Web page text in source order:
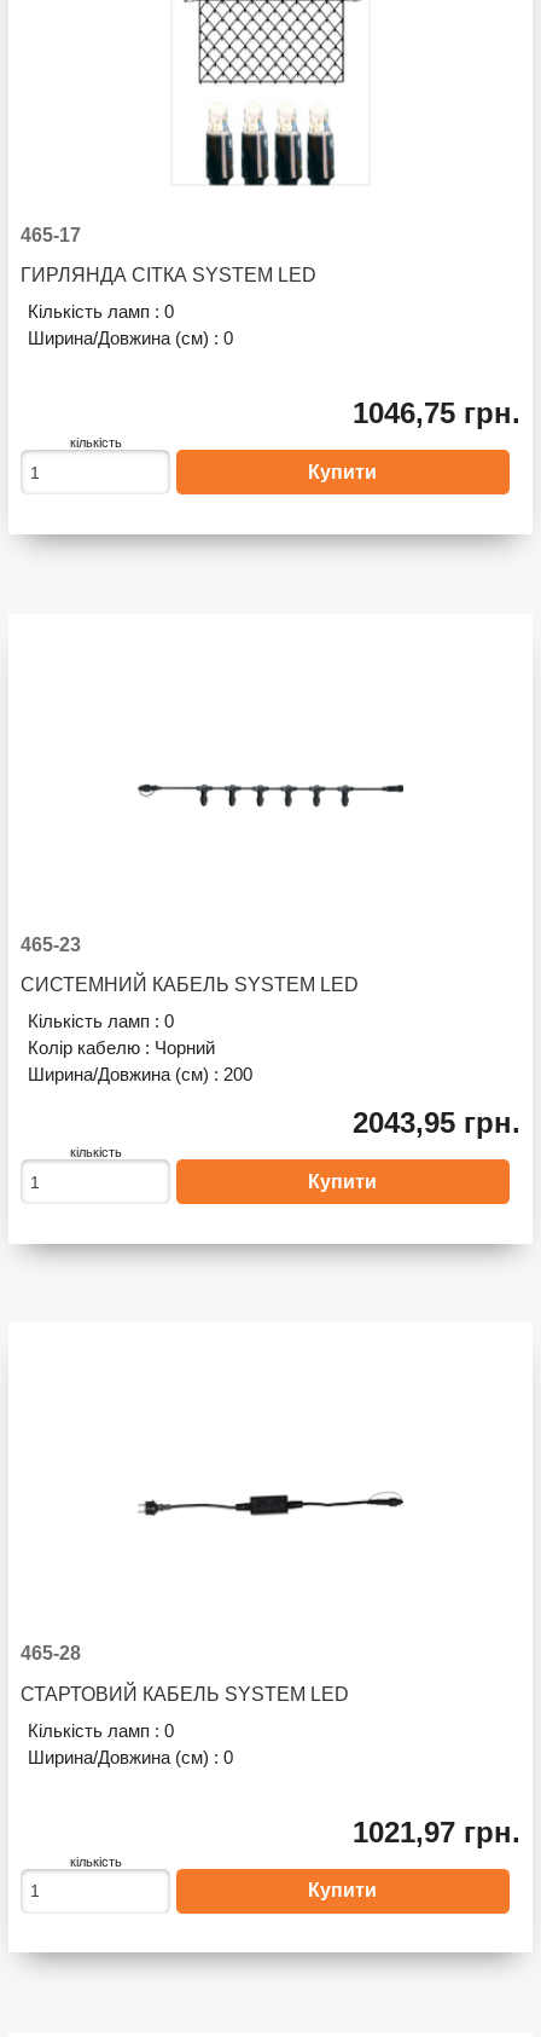
465-17
ГИРЛЯНДА СІТКА SYSTEM LED
Кількість ламп :0
Ширина/Довжина (см) :0
1046,75 грн.
кількість
465-23
СИСТЕМНИЙ КАБЕЛЬ SYSTEM LED
Кількість ламп :0
Колір кабелю : Чорний
Ширина/Довжина (см) : 200
2043,95 грн.
кількість
465-28
СТАРТОВИЙ КАБЕЛЬ SYSTEM LED
Кількість ламп :0
Ширина/Довжина (см) :0
1021,97 грн.
кількість